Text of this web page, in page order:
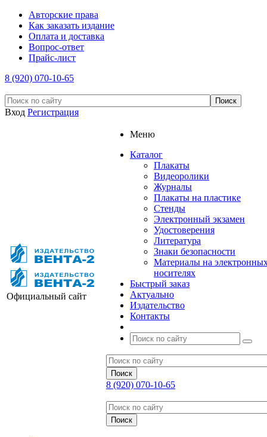
Авторские права
Как заказать издание
Оплата и доставка
Вопрос-ответ
Прайс-лист
8 (920) 070-10-65
Вход Регистрация
Официальный сайт
Меню
Каталог
Плакаты
Видеоролики
Журналы
Плакаты на пластике
Стенды
Электронный экзамен
Удостоверения
Литература
Знаки безопасности
Материалы на
носителях
Быстрый заказ
Актуально
Издательство
Контакты
8 (920) 070-10-65